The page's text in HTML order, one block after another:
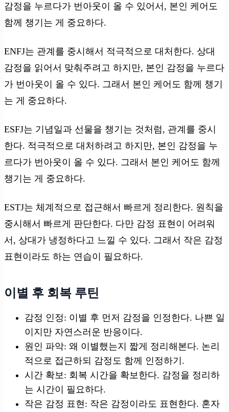
감정을 누르다가 번아웃이 올 수 있어서, 본인 케어도
함께 챙기는 게 중요하다.
ENFJ는 관계를 중시해서 적극적으로 대처한다. 상대
감정을 읽어서 맞춰주려고 하지만, 본인 감정을 누르다
가 번아웃이 올 수 있다. 그래서 본인 케어도 함께 챙기
는 게 중요하다.
ESFJ는 기념일과 선물을 챙기는 것처럼, 관계를 중시
한다. 적극적으로 대처하려고 하지만, 본인 감정을 누
르다가 번아웃이 올 수 있다. 그래서 본인 케어도 함께
챙기는 게 중요하다.
ESTJ는 체계적으로 접근해서 빠르게 정리한다. 원칙을
중시해서 빠르게 판단한다. 다만 감정 표현이 어려워
서, 상대가 냉정하다고 느낄 수 있다. 그래서 작은 감정
표현이라도 하는 연습이 필요하다.
이별 후 회복 루틴
감정 인정: 이별 후 먼저 감정을 인정한다. 나쁜 일
이지만 자연스러운 반응이다.
원인 파악: 왜 이별했는지 짧게 정리해본다. 논리
적으로 접근하되 감정도 함께 인정하기.
시간 확보: 회복 시간을 확보한다. 감정을 정리하
는 시간이 필요하다.
작은 감정 표현: 작은 감정이라도 표현한다. 혼자